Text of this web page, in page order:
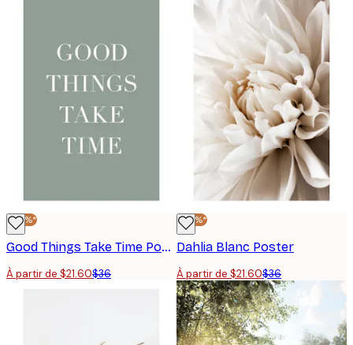
-40%*
Good Things Take Time Poster
À partir de $21.60$36
-40%*
Dahlia Blanc Poster
À partir de $21.60$36